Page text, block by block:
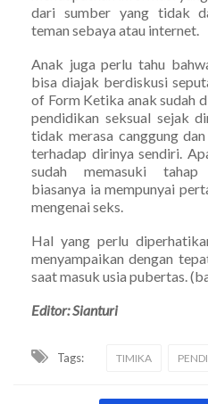
dari sumber yang tidak
teman sebaya atau internet.
Anak juga perlu tahu
bisa diajak berdiskusi
of Form Ketika anak sudah
pendidikan seksual sejak
tidak merasa canggung
terhadap dirinya sendiri.
sudah memasuki tahap
biasanya ia mempunyai
mengenai seks.
Hal yang perlu
menyampaikan dengan
saat masuk usia pubertas.
Editor: Sianturi
Tags: TIMIKA